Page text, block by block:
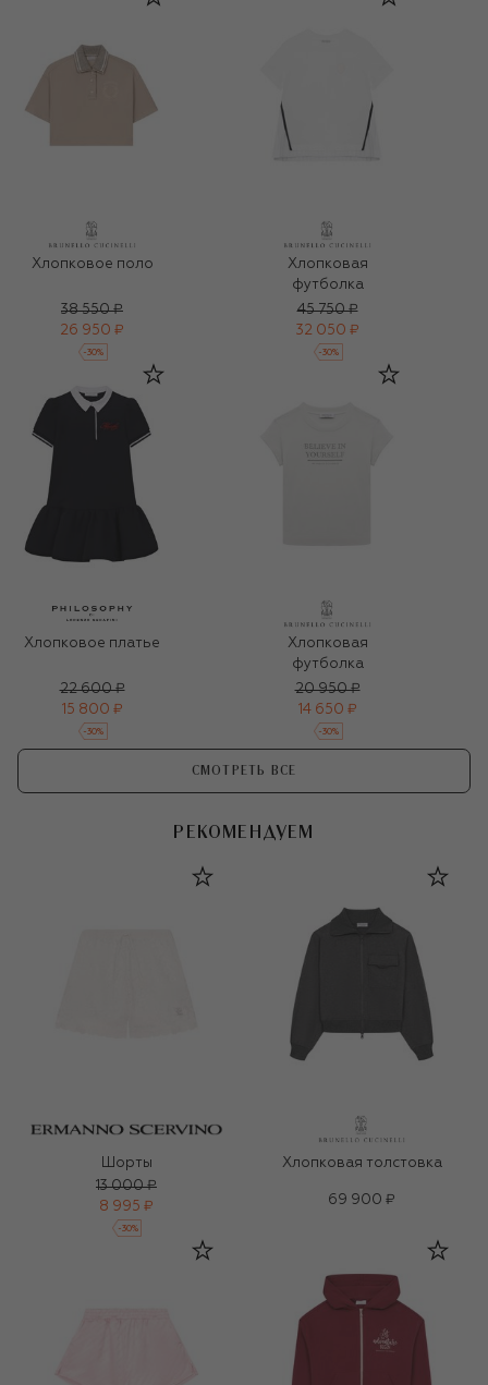
Хлопковое поло
38 550 ₽
26 950 ₽
-30%
Хлопковая
футболка
45 750 ₽
32 050 ₽
-30%
Хлопковое платье
22 600 ₽
15 800 ₽
-30%
Хлопковая
футболка
20 950 ₽
14 650 ₽
-30%
СМОТРЕТЬ ВСЕ
РЕКОМЕНДУЕМ
Шорты
13 000 ₽
8 995 ₽
-30%
Хлопковая толстовка
69 900 ₽